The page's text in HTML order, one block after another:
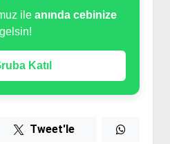
ile anında cebinize
gelsin!
Katıl
Tweet'le